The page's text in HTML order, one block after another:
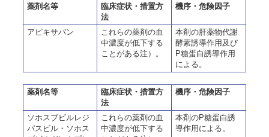
薬剤名等
臨床症状・措置方
法
機序・危険因子
アピキサバン
これらの薬剤の血
中濃度が低下する
ことがある注）。
本剤の肝薬物代謝
酵素誘導作用及び
P糖蛋白誘導作用
による。
薬剤名等
臨床症状・措置方
法
機序・危険因子
ソホスブビルレジ
パスビル・ソホス
これらの薬剤の血
中濃度が低下する
本剤のP糖蛋白誘
導作用による。